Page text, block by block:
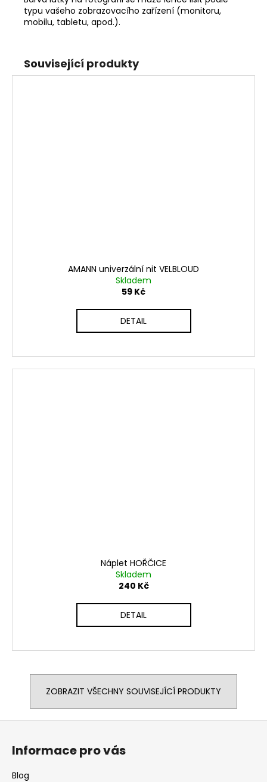
typu vašeho zobrazovacího zařízení (monitoru,
mobilu, tabletu, apod.).
Související produkty
AMANN univerzální nit VELBLOUD
Skladem
59 Kč
DETAIL
Náplet HOŘČICE
Skladem
240 Kč
DETAIL
ZOBRAZIT VŠECHNY SOUVISEJÍCÍ PRODUKTY
Z
Informace pro vás
Blog